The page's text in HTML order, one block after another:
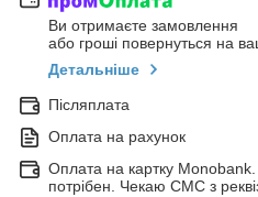
Ви отримаєте замовлення
або гроші повернуться на
Детальніше
Післяплата
Оплата на рахунок
Оплата на картку
потрібен. Чекаю СМС з